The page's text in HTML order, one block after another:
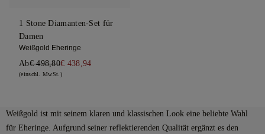
1 Stone Diamanten-Set für
Damen
Weißgold Eheringe
Ab€ 498,80€ 438,94
(einschl. MwSt.)
Weißgold ist mit seinem klaren und klassischen Look eine beliebte Wahl
für Eheringe. Aufgrund seiner reflektierenden Qualität ergänzt es den